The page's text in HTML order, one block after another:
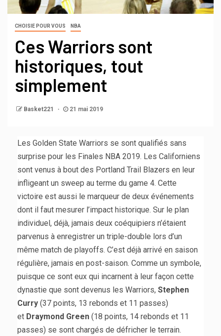
CHOISIE POUR VOUS NBA
Ces Warriors sont
historiques, tout
simplement
Basket221 21 mai 2019
Les Golden State Warriors se sont qualifiés sans
surprise pour les Finales NBA 2019. Les Californiens
sont venus à bout des Portland Trail Blazers en leur
infligeant un sweep au terme du game 4. Cette
victoire est aussi le marqueur de deux événements
dont il faut mesurer l’impact historique. Sur le plan
individuel, déjà, jamais deux coéquipiers n’étaient
parvenus à enregistrer un triple-double lors d’un
même match de playoffs. C’est déjà arrivé en saison
régulière, jamais en post-saison. Comme un symbole,
puisque ce sont eux qui incarnent à leur façon cette
dynastie que sont devenus les Warriors, Stephen
Curry (37 points, 13 rebonds et 11 passes)
et Draymond Green (18 points, 14 rebonds et 11
passes) se sont chargés de défricher le terrain.